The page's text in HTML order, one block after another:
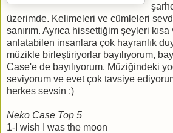
üzerimde. Kelimeleri ve cümleleri
sanırım. Ayrıca hissettiğim şeyleri
anlatabilen insanlara çok hayranlık
müzikle birleştiriyorlar bayılıyorum,
Case'e de bayılıyorum. Müziğindeki
seviyorum ve evet çok tavsiye
herkes sevsin :)
Neko Case Top 5
1-I wish I was the moon